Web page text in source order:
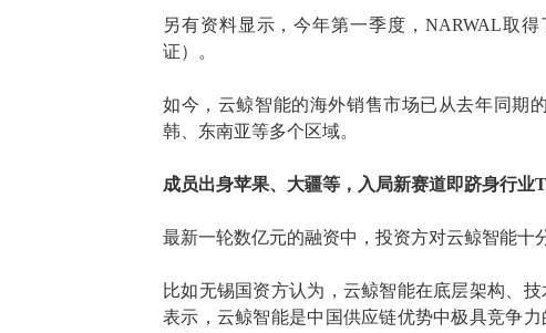
另有资料显示，今年第一季度 ， NARWAL取得
证）
。
如今，云鲸智能的海外销售市场已 从去年同期
韩、东南亚等多个区域。
成员出身苹果、大疆等，入局新赛道即跻身行业
最新一轮数亿元的融资中，投资方对云鲸智能十
比如无锡国资方认为 ， 云鲸智能在底层架构、技
表示， 云鲸智能是中国供应链优势中极具竞争力